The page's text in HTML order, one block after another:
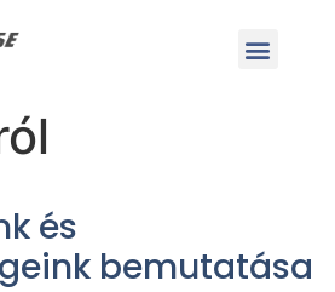
és
bemutatása